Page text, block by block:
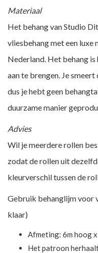
Materiaal
Het behang van Studio
vliesbehang met een
Nederland. Het behang
aan te brengen. Je
dus je hebt geen
duurzame manier
Advies
Wil je meerdere rollen
zodat de rollen uit
kleurverschil tussen de
Gebruik behanglijm voor
klaar)
Afmeting: 6m hoog
Het patroon